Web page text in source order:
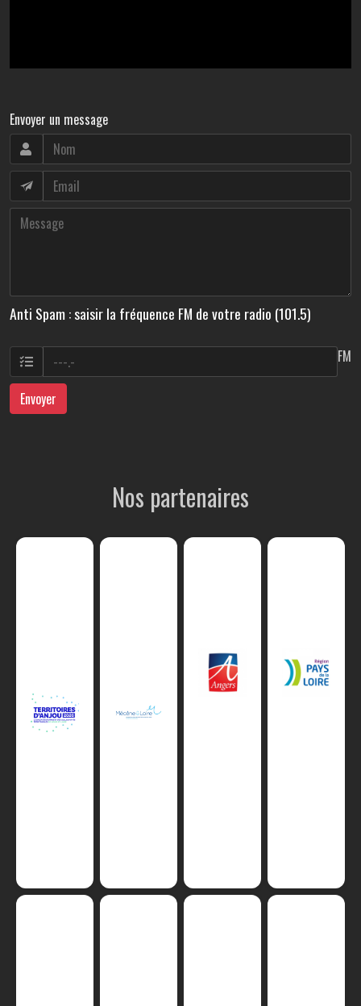
Envoyer un message
Anti Spam : saisir la fréquence FM de votre radio (101.5)
FM
Envoyer
Nos partenaires